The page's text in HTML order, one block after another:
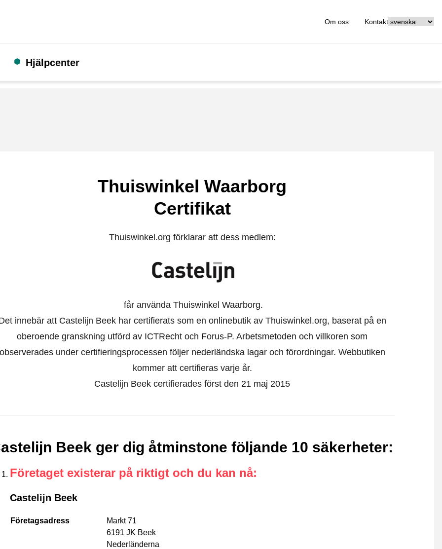
Om oss Kontakt
Hjälpcenter
Thuiswinkel Waarborg
Certifikat
Thuiswinkel.org förklarar att dess medlem:
får använda Thuiswinkel Waarborg.
innebär att Castelijn Beek har certifierats som en onlinebutik av Thuiswinkel.org, baserat på en
oberoende granskning utförd av ICTRecht och Forus-P. Arbetsmetoden och villkoren som
under certifieringsprocessen följer nederländska lagar och förordningar. Webbutiken
kommer att certifieras varje år.
Castelijn Beek certifierades först den 21 maj 2015
Beek ger dig åtminstone följande 10 säkerheter:
Företaget existerar på riktigt och du kan nå:
Castelijn Beek
Företagsadress
Markt 71
6191 JK Beek
Nederländerna